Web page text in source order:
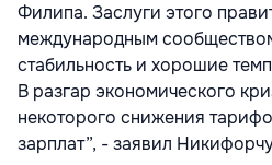
Филипа. Заслуги этого
международным
стабильность и хорошие
В разгар экономического
некоторого снижения
зарплат”, - заявил